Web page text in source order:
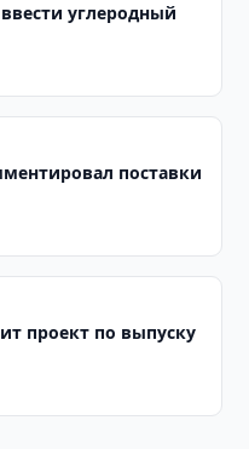
углеродный
поставки
проект по выпуску